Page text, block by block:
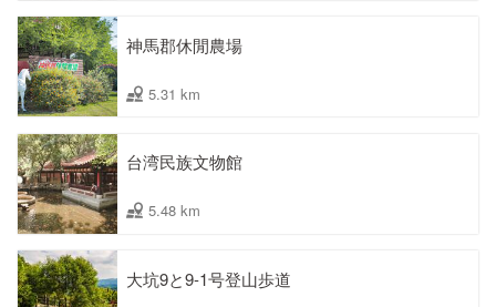
神馬郡休閒農場
5.31 km
台湾民族文物館
5.48 km
大坑9と9-1号登山歩道